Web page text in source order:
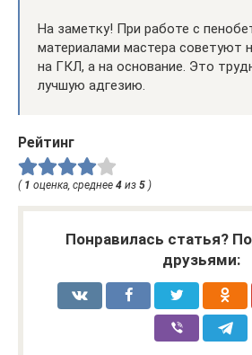
На заметку! При работе с
материалами мастера советуют
на ГКЛ, а на основание. Это
лучшую адгезию.
Рейтинг
( 1 оценка, среднее 4 из 5 )
Понравилась статья?
друзьями: